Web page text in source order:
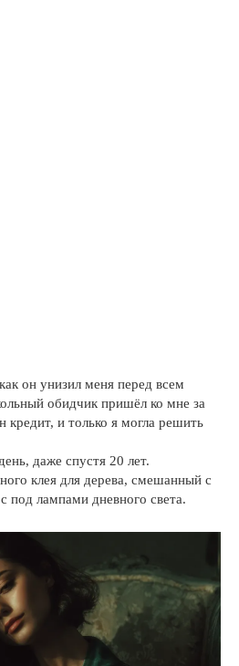
он унизил меня перед всем
обидчик пришёл ко мне за
и только я могла решить
даже спустя 20 лет.
клея для дерева, смешанный с
под лампами дневного света.